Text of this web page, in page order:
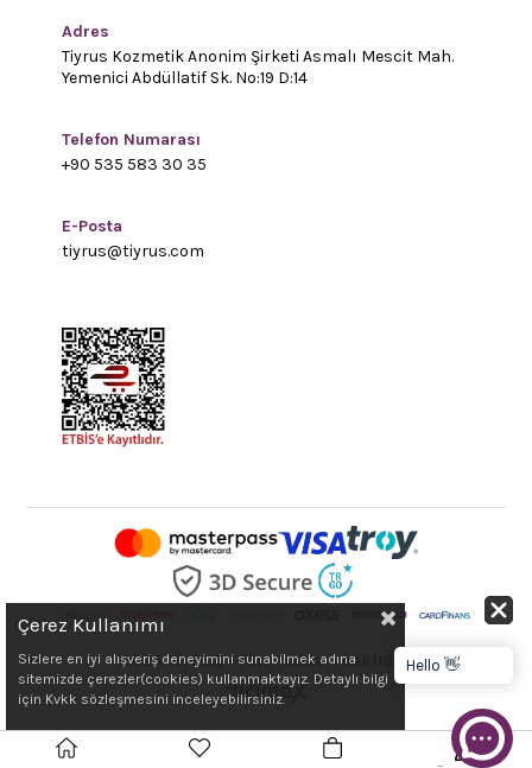
Adres
Tiyrus Kozmetik Anonim Şirketi Asmalı Mescit Mah.
Yemenici Abdüllatif Sk. No:19 D:14
Telefon Numarası
+90 535 583 30 35
E-Posta
tiyrus@tiyrus.com
2025 TİYRUS - Tüm hakları saklıdır.
Çerez Kullanımı
Sizlere en iyi alışveriş deneyimini sunabilmek adına
sitemizde çerezler(cookies) kullanmaktayız. Detaylı bilgi
için Kvkk sözleşmesini inceleyebilirsiniz.
Hello 👋